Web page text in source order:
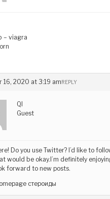
– viagra
16, 2020 at 3:19 amREPLY
QI
Guest
Do you use Twitter? I’d like to
would be okay.I’m definitely
forward to new posts.
стероиды